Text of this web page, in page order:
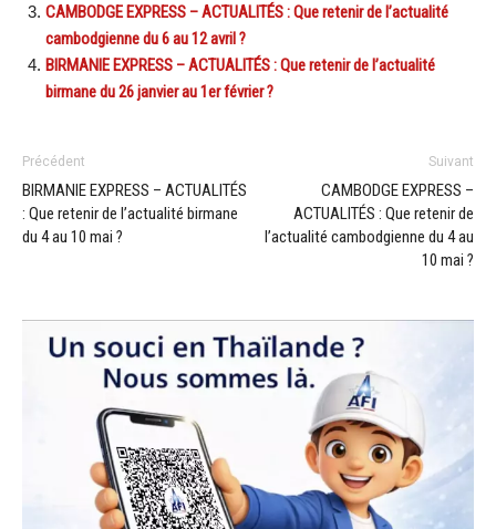
CAMBODGE EXPRESS – ACTUALITÉS : Que retenir de l’actualité
cambodgienne du 6 au 12 avril ?
BIRMANIE EXPRESS – ACTUALITÉS : Que retenir de l’actualité
birmane du 26 janvier au 1er février ?
Précédent
BIRMANIE EXPRESS – ACTUALITÉS
: Que retenir de l’actualité birmane
du 4 au 10 mai ?
Suivant
CAMBODGE EXPRESS –
ACTUALITÉS : Que retenir de
l’actualité cambodgienne du 4 au
10 mai ?